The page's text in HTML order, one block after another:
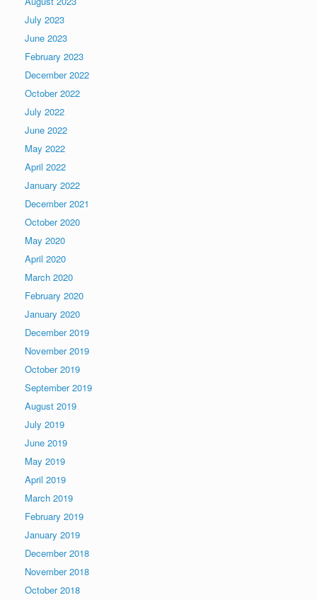
July 2023
June 2023
February 2023
December 2022
October 2022
July 2022
June 2022
May 2022
April 2022
January 2022
December 2021
October 2020
May 2020
April 2020
March 2020
February 2020
January 2020
December 2019
November 2019
October 2019
September 2019
August 2019
July 2019
June 2019
May 2019
April 2019
March 2019
February 2019
January 2019
December 2018
November 2018
October 2018